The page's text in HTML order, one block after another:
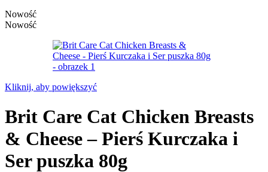
Nowość
Nowość
Kliknij, aby powiększyć
Brit Care Cat Chicken Breasts
& Cheese – Pierś Kurczaka i
Ser puszka 80g